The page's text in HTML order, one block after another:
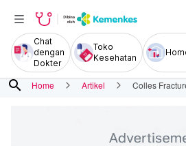
Chat
dengan
Dokter
Toko
Kesehatan
search Home Artikel Colles